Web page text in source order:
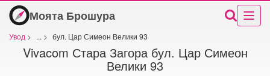
Моята Брошура
Увод > ... > бул. Цар Симеон Велики 93
Vivacom Стара Загора бул. Цар Симеон
Велики 93